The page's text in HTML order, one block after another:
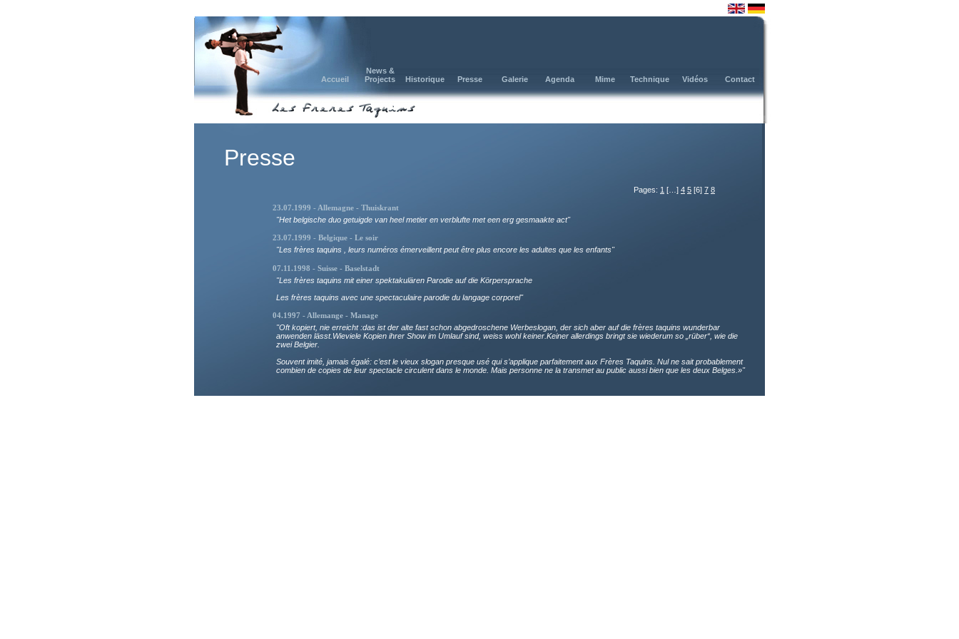
en de
Accueil
News &
Projects
Historique Presse Galerie Agenda Mime Technique Vidéos Contact
Presse
Pages: 1 […] 4 5 [6] 7 8
23.07.1999 - Allemagne - Thuiskrant
"Het belgische duo getuigde van heel metier en verblufte met een erg gesmaakte act"
23.07.1999 - Belgique - Le soir
"Les frères taquins , leurs numéros émerveillent peut être plus encore les adultes que les enfants"
07.11.1998 - Suisse - Baselstadt
"Les frères taquins mit einer spektakulären Parodie auf die Körpersprache
Les frères taquins avec une spectaculaire parodie du langage corporel"
04.1997 - Allemange - Manage
"Oft kopiert, nie erreicht :das ist der alte fast schon abgedroschene Werbeslogan, der sich aber auf die frères taquins wunderbar
anwenden lässt.Wieviele Kopien ihrer Show im Umlauf sind, weiss wohl keiner.Keiner allerdings bringt sie wiederum so „rüber“, wie die
zwei Belgier.
Souvent imité, jamais égalé: c’est le vieux slogan presque usé qui s’applique parfaitement aux Frères Taquins. Nul ne sait probablement
combien de copies de leur spectacle circulent dans le monde. Mais personne ne la transmet au public aussi bien que les deux Belges.»"